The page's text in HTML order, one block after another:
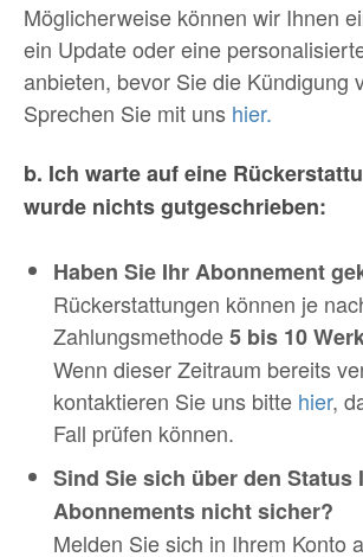
Möglicherweise können wir Ihnen
ein Update oder eine
anbieten, bevor Sie die Kündigung
Sprechen Sie mit uns hier.
b. Ich warte auf eine
wurde nichts gutgeschrieben:
Haben Sie Ihr Abonnement
Rückerstattungen können je
Zahlungsmethode5 bis 10
Wenn dieser Zeitraum bereits
kontaktieren Sie uns bitte hier,
Fall prüfen können.
Sind Sie sich über den Status
Abonnements nicht sicher?
Melden Sie sich in Ihrem Konto